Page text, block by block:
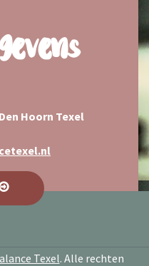
Hoorn Texel
Texel. Alle rechten